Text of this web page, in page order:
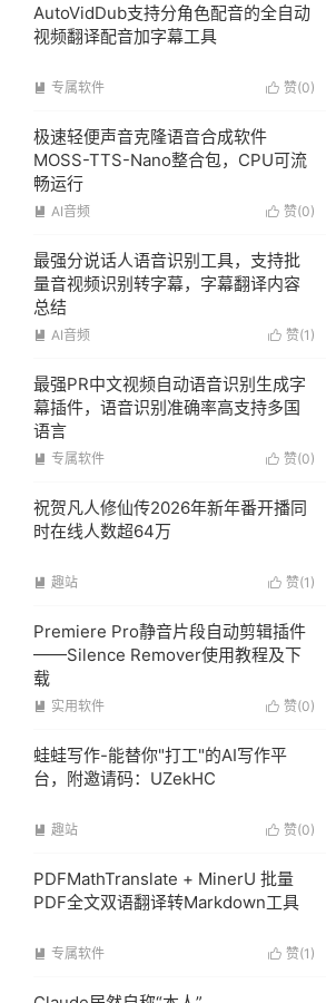
AutoVidDub支持分角色配音的全自动
视频翻译配音加字幕工具
 赞(0)
 专属软件
极速轻便声音克隆语音合成软件
MOSS-TTS-Nano整合包，CPU可流
畅运行
 赞(0)
 AI音频
最强分说话人语音识别工具，支持批
量音视频识别转字幕，字幕翻译内容
总结
 赞(1 )
 AI音频
最强PR中文视频自动语音识别生成字
幕插件，语音识别准确率高支持多国
语言
 赞(0)
 专属软件
祝贺凡人修仙传2026年新年番开播同
时在线人数超64万
 赞(1 )
 趣站
Premiere Pro静音片段自动剪辑插件
——Silence Remover使用教程及下
载
 赞(0)
 实用软件
蛙蛙写作-能替你"打工"的AI写作平
台，附邀请码：UZekHC
 赞(0)
 趣站
PDFMathTranslate + MinerU 批量
PDF全文双语翻译转Markdown工具
 赞(1 )
 专属软件